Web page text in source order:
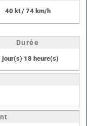
40 kt/ 74 km/h
Durée
jour(s) 18 heure(s)